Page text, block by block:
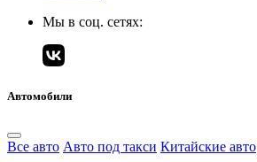
Мы в соц. сетях:
Автомобили
Все авто Авто под такси Китайские авто